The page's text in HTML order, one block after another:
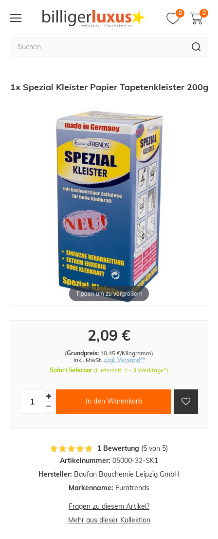
0 0
1x Spezial Kleister Papier Tapetenkleister 200g
Tippen um zu vergrößern
Artikelnummer: 05000-32-SK1
Hersteller: Baufan Bauchemie Leipzig GmbH
Markenname: Eurotrends
2,09 €
(Grundpreis: 10,45 €/Kilogramm)
inkl. MwSt. zzgl. Versand**
Sofort lieferbar (Lieferzeit: 1 - 3 Werktage*)
In den Warenkorb
Fragen zu diesem Artikel?
Mehr aus dieser Kollektion
1 Bewertung (5 von 5)